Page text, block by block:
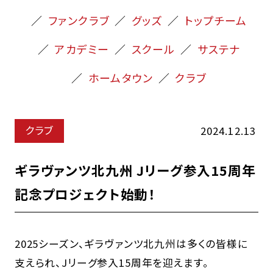
ファンクラブ
グッズ
トップチーム
アカデミー
スクール
サステナ
ホームタウン
クラブ
クラブ 2024.12.13
ギラヴァンツ北九州 Jリーグ参入15周年
記念プロジェクト始動！
2025シーズン、ギラヴァンツ北九州は多くの皆様に
支えられ、Jリーグ参入15周年を迎えます。